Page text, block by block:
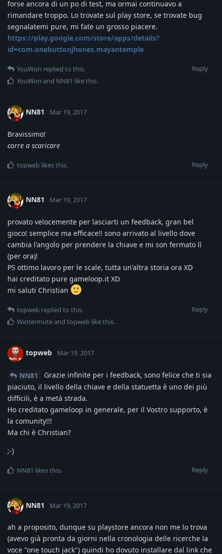
forse ancora di un po di test, ma ormai continuavo a
rimandare troppo. Lo trovate sul play store, se trovate bug
segnalatemi pure, mi fate un grosso piacere.
https://play.google.com/store/apps/details?
id=com.onebuttonjhones.mayantemple
Reply
YouWon replied to this.
YouWon and NN81 like this.
NN81 Mar 19, 2017
Bravissimo!
corre a scaricare
Reply
topweb likes this.
NN81 Mar 19, 2017
provato velocemente per lasciarti un feedback, gran bel
gioco! semplice ma efficace!! sono arrivato al livello dove
cambia l'angolo per prendere la chiave e mi son fermato lì
(per ora)!
PS ottimo lavoro per le scale, tutta un'altra storia ora XD
hai creditato pure gameloop.it XD
mi saluti Christian
Reply
topweb replied to this.
Wintermuteand topweb like this.
topweb Mar 19, 2017
NN81
Grazie infinite per i feedback, sono felice che ti sia
piaciuto, il livello della chiave e della statuetta è uno dei più
difficili, è a metà strada.
Ho creditato gameloop in generale, per il Vostro supporto, è
la comunity!!!
Ma chi è Christian?
;-)
Reply
NN81 likes this.
NN81 Mar 19, 2017
ah a proposito, dunque su playstore ancora non me lo trova
(avevo già pronta da giorni nella cronologia delle ricerche la
voce "one touch jack") quindi ho dovuto installare dal link che